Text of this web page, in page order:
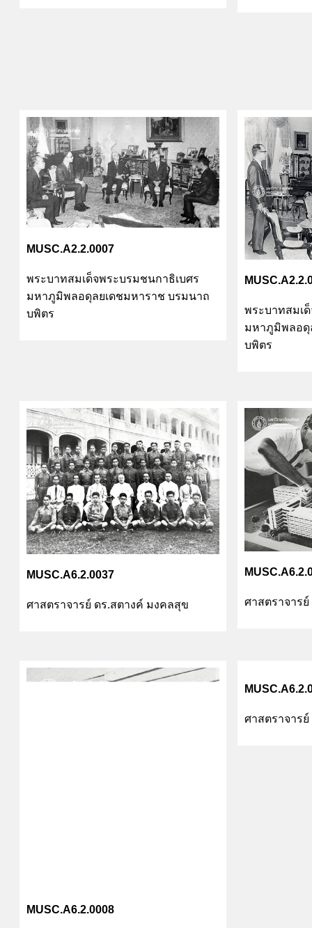
MUSC.A2.2.0007
พระบาทสมเด็จพระบรมชนกาธิเบศร
มหาภูมิพลอดุลยเดชมหาราช บรมนาถ
บพิตร
พระบาทสมเ
มหาภูมิพลอดุ
บพิตร
MUSC.A6.2.0037
ศาสตราจารย์ ดร.สตางค์ มงคลสุข ศาสตราจาร
MUSC.A6.2.0008
ศาสตราจาร